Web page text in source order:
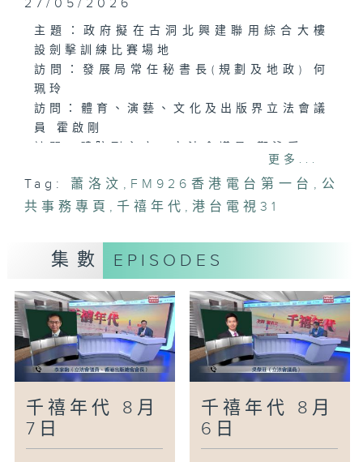
27/05/2026
主題：政府擬在古洞北興建聯用綜合大樓
設劍擊訓練比賽場地
訪問：發展局常任秘書長(規劃及地政) 何
珮玲
訪問：體育、演藝、文化及出版界立法會議
員 霍啟剛
主題：積金局揭有人疑偽造醫生紙申提早提
取強積金
訪問：積金局非執行董事、勞聯立法會議員
主題：港島東擬建地下雨水排放隧道 可抵
禦200年一遇暴雨
主題：智能機械人規管與產品責任保險
訪問：國際專業保險諮詢協會會長 羅少雄
更多...
Tag: 蕭洛汶 , FM926香港電台第一台 , 公
共事務專頁 ,千禧年代 ,港台電視31
集數 EPISODES
千禧年代 8月
7日
千禧年代 8月
6日